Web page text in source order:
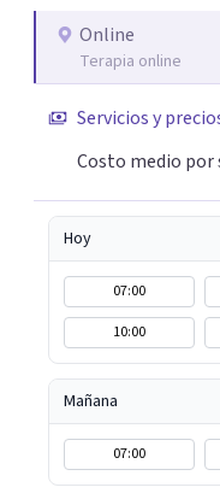
personal concreta. En especial mi ámbito de trabajo es la
disfunción eréctil, la
es de enorme
mental como a nivel personal para una buena
Online
Terapia online
Servicios y
Costo medio por
Hoy
07:00
10:00
Mañana
07:00